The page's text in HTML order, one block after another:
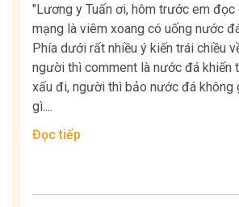
"Lương y Tuấn ơi, hôm trước em
mạng là viêm xoang có uống nước
Phía dưới rất nhiều ý kiến trái chiều
người thì comment là nước đá khiến
xấu đi, người thì bảo nước đá không
gì....
Đọc tiếp